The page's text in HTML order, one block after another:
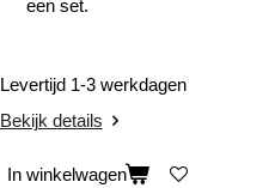
een set.
Levertijd 1-3 werkdagen
Bekijk details
In winkelwagen